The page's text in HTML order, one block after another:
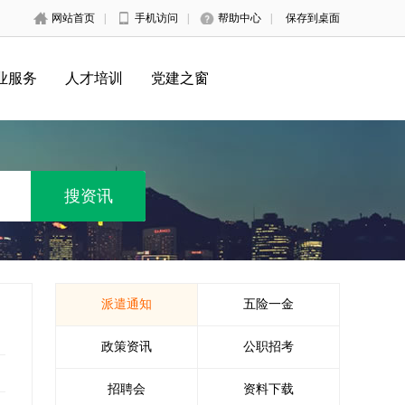
网站首页 手机访问 帮助中心 保存到桌面
服务 人才培训 党建之窗
派遣通知 五险一金
政策资讯 公职招考
招聘会 资料下载